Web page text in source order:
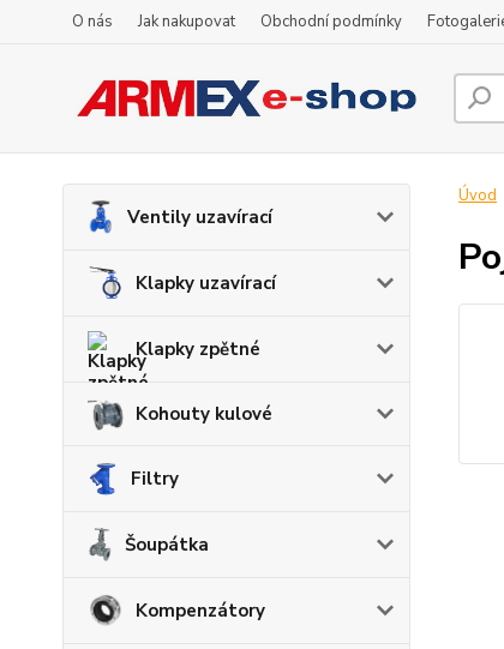
O nás Jak nakupovat Obchodní podmínky
Ventily uzavírací
Klapky uzavírací
Klapky zpětné
Kohouty kulové
Filtry
Šoupátka
Kompenzátory
Úvod